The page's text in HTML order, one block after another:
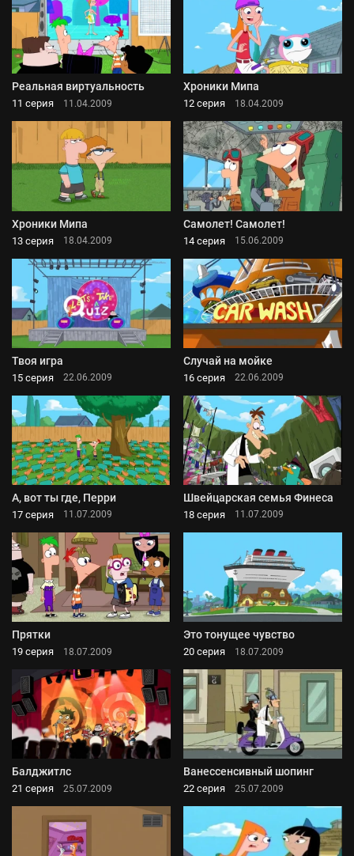
Реальная виртуальность
11 серия 11.04.2009
Хроники Мипа
12 серия 18.04.2009
Хроники Мипа
13 серия 18.04.2009
Самолет! Самолет!
14 серия 15.06.2009
Твоя игра
15 серия 22.06.2009
Случай на мойке
16 серия 22.06.2009
А, вот ты где, Перри
17 серия 11.07.2009
Швейцарская семья Финеса
18 серия 11.07.2009
Прятки
19 серия 18.07.2009
Это тонущее чувство
20 серия 18.07.2009
Балджитлс
21 серия 25.07.2009
Ванессенсивный шопинг
22 серия 25.07.2009